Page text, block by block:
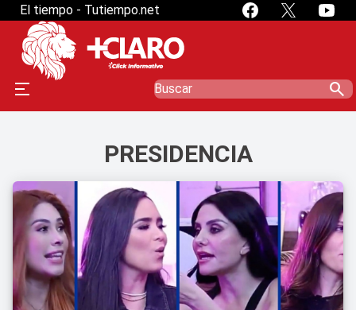
El tiempo - Tutiempo.net
search
PRESIDENCIA